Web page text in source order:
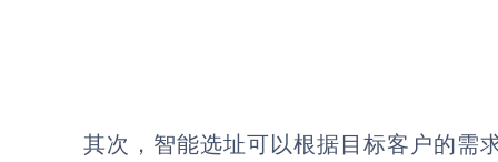
其次，智能选址可以根据目标客户的需